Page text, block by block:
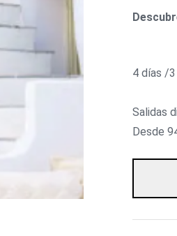
4 días /
Salidas
Desde